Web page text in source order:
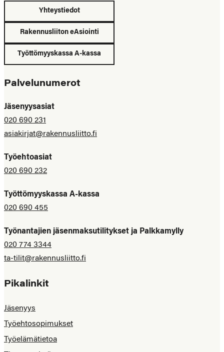
Yhteystiedot
Rakennusliiton eAsiointi
Työttömyyskassa A-kassa
Palvelunumerot
Jäsenyysasiat
020 690 231
asiakirjat@rakennusliitto.fi
Työehtoasiat
020 690 232
Työttömyyskassa A-kassa
020 690 455
Työnantajien jäsenmaksutilitykset ja Palkkamylly
020 774 3344
ta-tilit@rakennusliitto.fi
Pikalinkit
Jäsenyys
Työehtosopimukset
Työelämätietoa